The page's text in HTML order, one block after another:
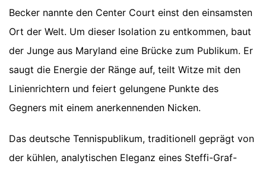
Becker nannte den Center Court einst den einsamsten
Ort der Welt. Um dieser Isolation zu entkommen, baut
der Junge aus Maryland eine Brücke zum Publikum. Er
saugt die Energie der Ränge auf, teilt Witze mit den
Linienrichtern und feiert gelungene Punkte des
Gegners mit einem anerkennenden Nicken.
Das deutsche Tennispublikum, traditionell geprägt von
der kühlen, analytischen Eleganz eines Steffi-Graf-